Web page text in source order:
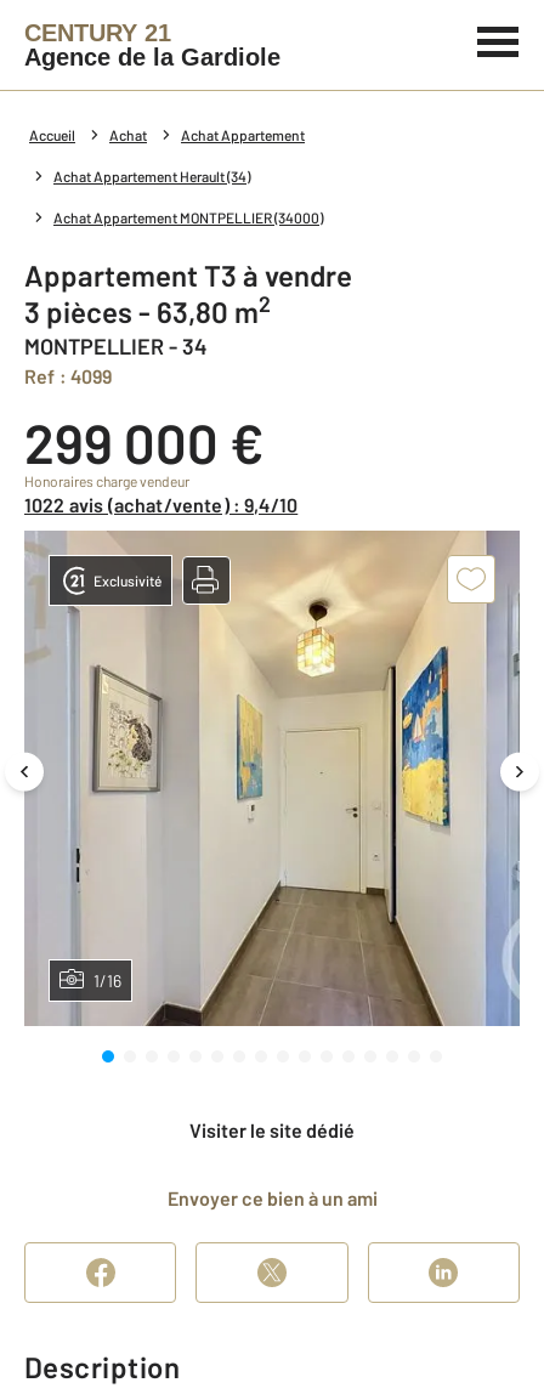
CENTURY 21
Agence de la Gardiole
Accueil Achat Achat Appartement
Achat Appartement Herault (34)
Achat Appartement MONTPELLIER (34000)
Appartement T3 à vendre
3 pièces - 63,80 m2
MONTPELLIER - 34
Ref : 4099
299 000 €
Honoraires charge vendeur
1022 avis (achat/vente) : 9,4/10
1/16
Exclusivité
Visiter le site dédié
Envoyer ce bien à un ami
Description